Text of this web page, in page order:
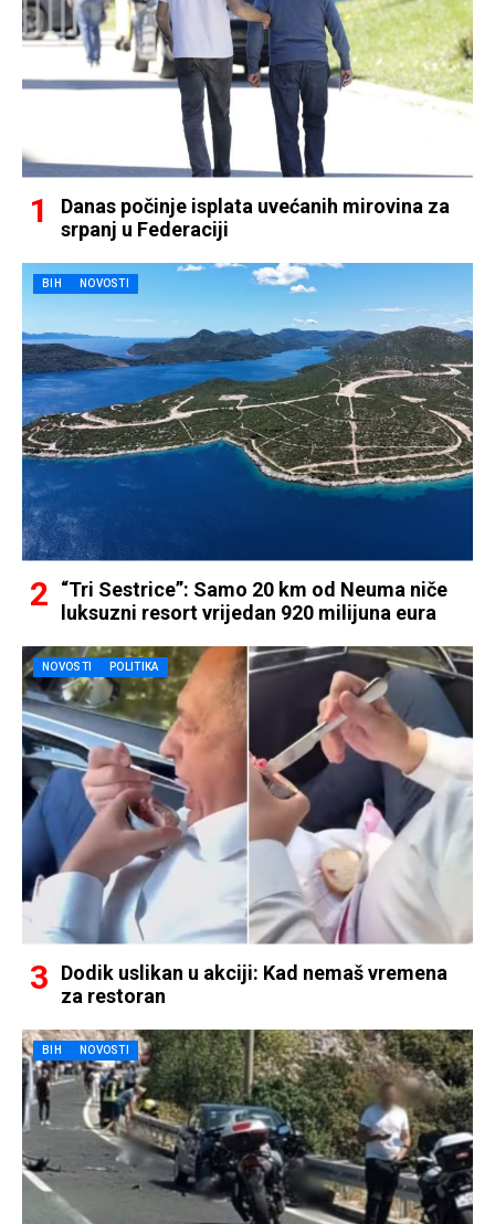
Danas počinje isplata uvećanih mirovina za
srpanj u Federaciji
BIH NOVOSTI
“Tri Sestrice”: Samo 20 km od Neuma niče
luksuzni resort vrijedan 920 milijuna eura
NOVOSTI POLITIKA
Dodik uslikan u akciji: Kad nemaš vremena
za restoran
BIH NOVOSTI